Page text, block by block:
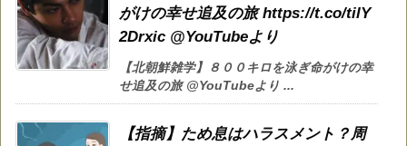
がけの幸せ追及の旅 https://t.co/tilY
2Drxic @YouTubeより
【北朝鮮雑学】８００キロを泳ぎ命がけの幸
せ追及の旅 @YouTubeより ...
【指摘】ため息はハラスメント？周